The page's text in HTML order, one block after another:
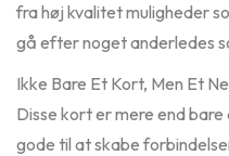
fra høj kvalitet muligheder
gå efter noget anderledes
Ikke Bare Et Kort, Men Et
Disse kort er mere end
gode til at skabe